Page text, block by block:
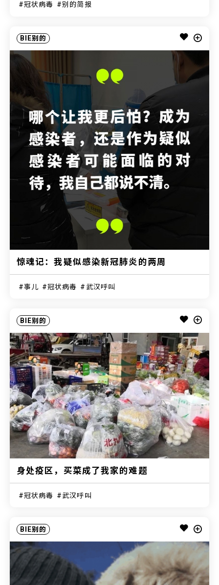
冠状病毒 别的简报
BIE别的
惊魂记：我疑似感染新冠肺炎的两周
事儿 冠状病毒 武汉呼叫
BIE别的
身处疫区，买菜成了我家的难题
冠状病毒 武汉呼叫
BIE别的